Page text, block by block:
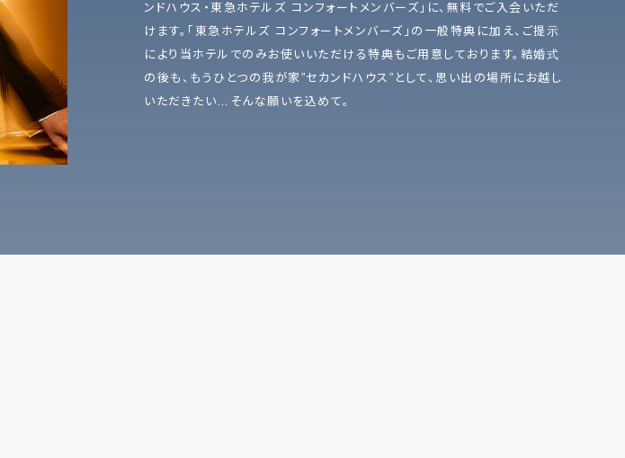
ンドハウス・東急ホテルズ コンフォートメンバーズ」に、無料でご入会いただ
けます。「東急ホテルズ コンフォートメンバーズ」の一般特典に加え、ご提示
により当ホテルでのみお使いいただける特典もご用意しております。結婚式
の後も、もうひとつの我が家”セカンドハウス”として、思い出の場所にお越し
いただきたい…そんな願いを込めて。